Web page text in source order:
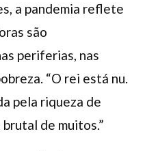
a pandemia reflete
são
periferias, nas
“O rei está nu.
pela riqueza de
de muitos.”